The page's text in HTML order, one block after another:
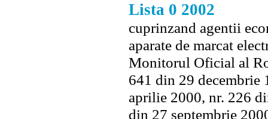
Lista 0 2002
cuprinzand agentii
aparate de marcat
Monitorul Oficial al
641 din 29 decembrie
aprilie 2000, nr. 226
din 27 septembrie